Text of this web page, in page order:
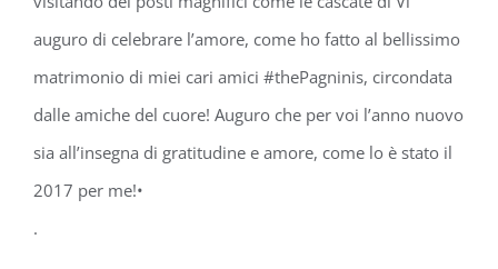
auguro di celebrare l’amore, come ho fatto al bellissimo
matrimonio di miei cari amici #thePagninis, circondata
dalle amiche del cuore! Auguro che per voi l’anno nuovo
sia all’insegna di gratitudine e amore, come lo è stato il
2017 per me!•
.